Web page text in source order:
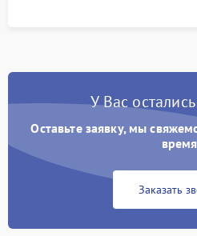
У Вас
Оставьте заявку, мы
время
Заказать